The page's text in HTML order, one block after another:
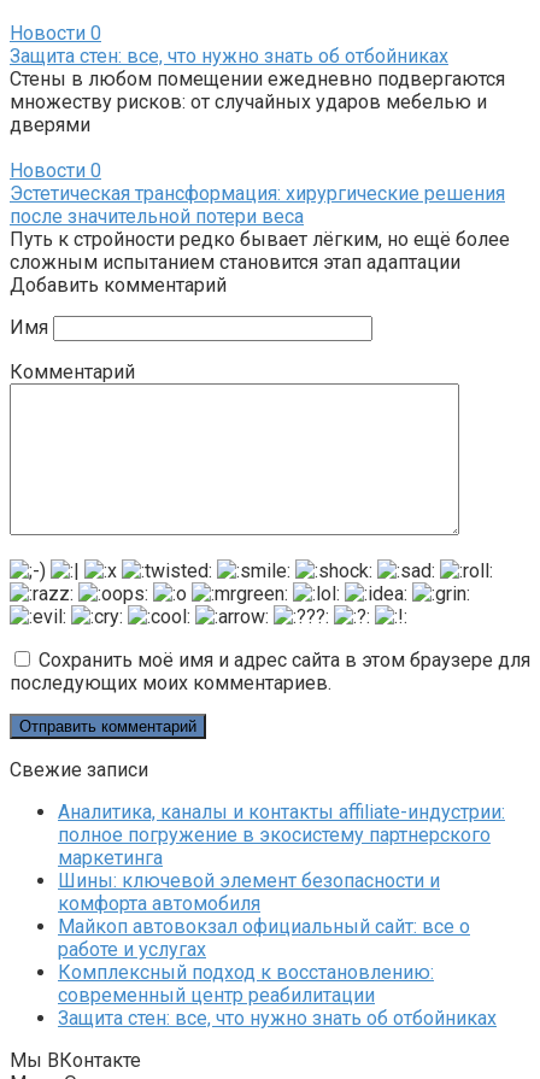
Новости 0
Защита стен: все, что нужно знать об отбойниках
Стены в любом помещении ежедневно подвергаются
множеству рисков: от случайных ударов мебелью и
дверями
Новости 0
Эстетическая трансформация: хирургические решения
после значительной потери веса
Путь к стройности редко бывает лёгким, но ещё более
сложным испытанием становится этап адаптации
Добавить комментарий
Имя
Комментарий
Сохранить моё имя и адрес сайта в этом браузере для
последующих моих комментариев.
Свежие записи
Аналитика, каналы и контакты affiliate-индустрии:
полное погружение в экосистему партнерского
маркетинга
Шины: ключевой элемент безопасности и
комфорта автомобиля
Майкоп автовокзал официальный сайт: все о
работе и услугах
Комплексный подход к восстановлению:
современный центр реабилитации
Защита стен: все, что нужно знать об отбойниках
Мы ВКонтакте